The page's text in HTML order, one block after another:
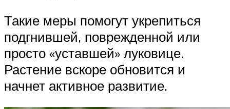
Такие меры помогут укрепиться
подгнившей, поврежденной или
просто «уставшей» луковице.
Растение вскоре обновится и
начнет активное развитие.